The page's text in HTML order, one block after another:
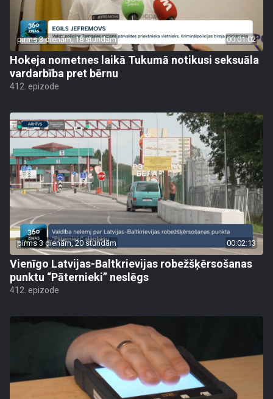
pirms 3 dienām, 18 stundām 00:01:02
Hokeja nometnes laikā Tukumā notikusi seksuāla
vardarbība pret bērnu
412. epizode
pirms 3 dienām, 20 stundām 00:02:13
Vienīgo Latvijas-Baltkrievijas robežšķērsošanas
punktu “Pāternieki” neslēgs
412. epizode